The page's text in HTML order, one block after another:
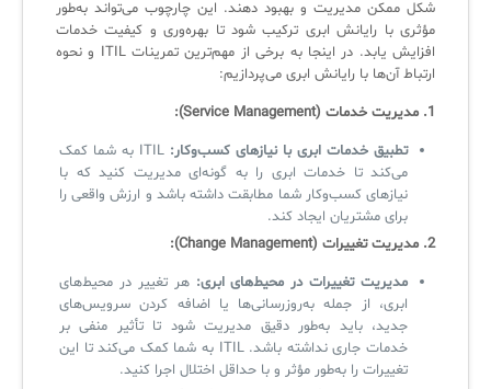
شکل ممکن مدیریت و بهبود دهند. این چارچوب می‌تواند به‌طور
مؤثری با رایانش ابری ترکیب شود تا بهره‌وری و کیفیت خدمات
افزایش یابد. در اینجا به برخی از مهم‌ترین تمرینات ITIL و نحوه
ارتباط آن‌ها با رایانش ابری می‌پردازیم:
1. مدیریت خدمات (Service Management):
تطبیق خدمات ابری با نیازهای کسب‌وکار:
ITIL به شما کمک
می‌کند تا خدمات ابری را به گونه‌ای مدیریت کنید که با
نیازهای کسب‌وکار شما مطابقت داشته باشد و ارزش واقعی را
برای مشتریان ایجاد کند.
2. مدیریت تغییرات (Change Management):
مدیریت تغییرات در محیط‌های ابری: هر تغییر در محیط‌های
ابری، از جمله به‌روزرسانی‌ها یا اضافه کردن سرویس‌های
جدید، باید به‌طور دقیق مدیریت شود تا تأثیر منفی بر
خدمات جاری نداشته باشد. ITIL به شما کمک می‌کند تا این
تغییرات را به‌طور مؤثر و با حداقل اختلال اجرا کنید.
سامانه مدیریت دسترسی ممتاز
سامانه مدیریت و مانیتورینگ شبکه